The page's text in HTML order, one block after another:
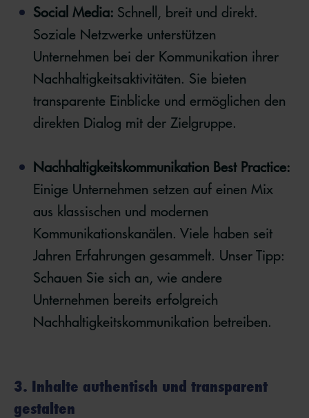
Social Media: Schnell, breit und direkt.
Soziale Netzwerke unterstützen
Unternehmen bei der Kommunikation ihrer
Nachhaltigkeitsaktivitäten. Sie bieten
transparente Einblicke und ermöglichen den
direkten Dialog mit der Zielgruppe.
Nachhaltigkeitskommunikation Best Practice:
Einige Unternehmen setzen auf einen Mix
aus klassischen und modernen
Kommunikationskanälen. Viele haben seit
Jahren Erfahrungen gesammelt. Unser Tipp:
Schauen Sie sich an, wie andere
Unternehmen bereits erfolgreich
Nachhaltigkeitskommunikation betreiben.
3. Inhalte authentisch und transparent
gestalten